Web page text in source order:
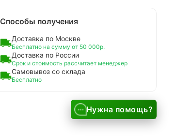
Способы получения
Доставка по Москве
Бесплатно на сумму от 50 000р.
Доставка по России
Срок и стоимость рассчитает менеджер
Самовывоз со склада
Бесплатно
Нужна помощь?